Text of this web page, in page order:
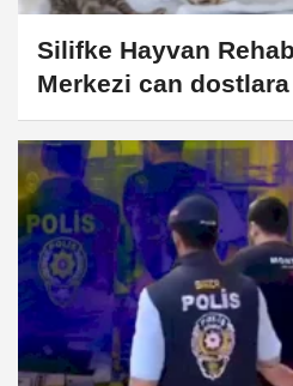
Silifke Hayvan
Merkezi can